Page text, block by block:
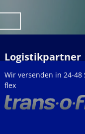
Logistikpartner
Wir versenden in 24-
flex